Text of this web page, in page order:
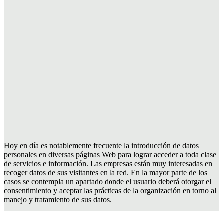
Hoy en día es notablemente frecuente la introducción de datos
personales en diversas páginas Web para lograr acceder a toda clase
de servicios e información. Las empresas están muy interesadas en
recoger datos de sus visitantes en la red. En la mayor parte de los
casos se contempla un apartado donde el usuario deberá otorgar el
consentimiento y aceptar las prácticas de la organización en torno al
manejo y tratamiento de sus datos.